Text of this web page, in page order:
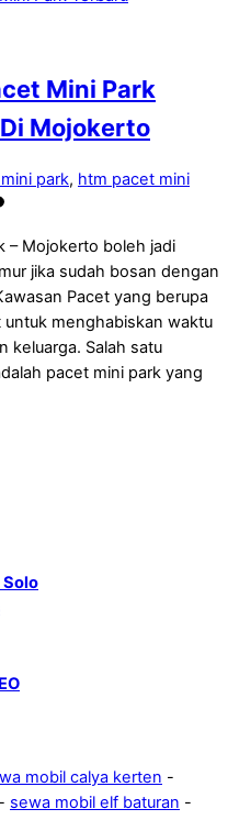
Mini Park
Mojokerto
park, htm pacet mini
– Mojokerto boleh jadi
jika sudah bosan dengan
Pacet yang berupa
menghabiskan waktu
keluarga. Salah satu
pacet mini park yang
Solo
mobil calya kerten -
- sewa mobil elf baturan -